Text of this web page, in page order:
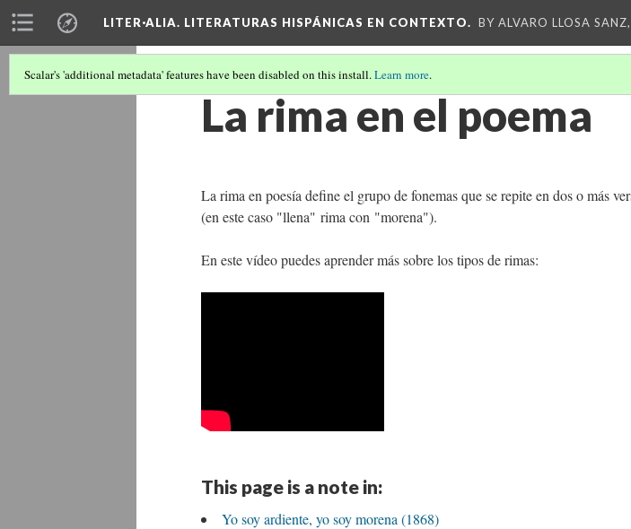
LITER·ALIA. LITERATURAS HISPÁNICAS EN CONTEXTO. BY ALVARO LLOSA
Scalar's 'additional metadata' features have been disabled on this install.Learn more.
La rima en el poema
La rima en poesía define el grupo de fonemas que se repite en dos o más
(en este caso "llena" rima con "morena").
En este vídeo puedes aprender más sobre los tipos de rimas:
This page is a note in:
Yo soy ardiente, yo soy morena (1868)